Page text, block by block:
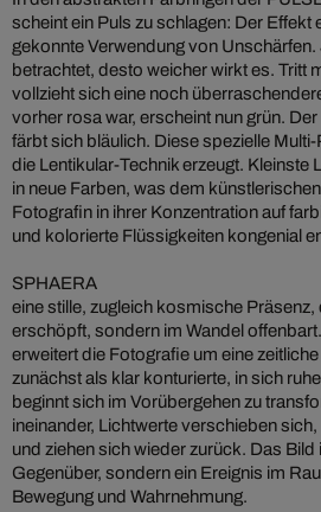
scheint ein Puls zu schlagen: Der Effekt
gekonnte Verwendung von Unschärfen.
betrachtet, desto weicher wirkt es. Tritt
vollzieht sich eine noch
vorher rosa war, erscheint nun grün.
färbt sich bläulich. Diese spezielle
die Lentikular-Technik erzeugt. Kleinste
in neue Farben, was dem
Fotografin in ihrer Konzentration auf
und kolorierte Flüssigkeiten kongenial
SPHAERA
eine stille, zugleich kosmische
erschöpft, sondern im Wandel
erweitert die Fotografie um eine
zunächst als klar konturierte, in sich
beginnt sich im Vorübergehen zu
ineinander, Lichtwerte verschieben
und ziehen sich wieder zurück. Das
Gegenüber, sondern ein Ereignis im
Bewegung und Wahrnehmung.